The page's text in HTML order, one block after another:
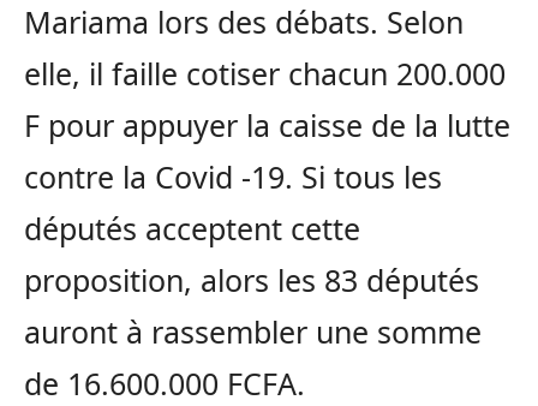
Mariama lors des débats. Selon
elle, il faille cotiser chacun 200.000
F pour appuyer la caisse de la lutte
contre la Covid -19. Si tous les
députés acceptent cette
proposition, alors les 83 députés
auront à rassembler une somme
de 16.600.000 FCFA.